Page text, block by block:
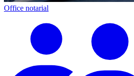
Office notarial